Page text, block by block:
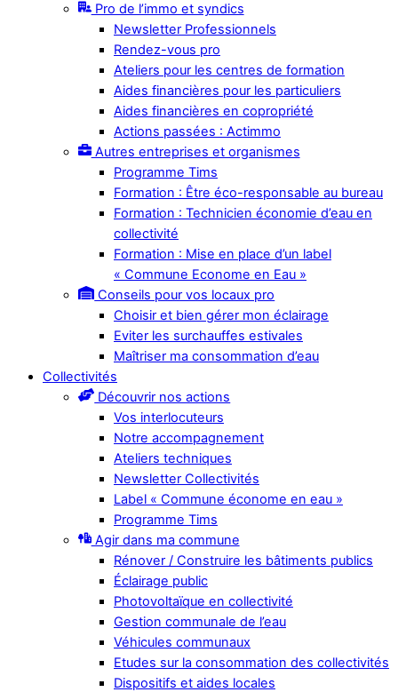
Pro de l’immo et syndics
Newsletter Professionnels
Rendez-vous pro
Ateliers pour les centres de formation
Aides financières pour les particuliers
Aides financières en copropriété
Actions passées : Actimmo
Autres entreprises et organismes
Programme Tims
Formation : Être éco-responsable au bureau
Formation : Technicien économie d’eau en
collectivité
Formation : Mise en place d’un label
« Commune Econome en Eau »
Conseils pour vos locaux pro
Choisir et bien gérer mon éclairage
Eviter les surchauffes estivales
Maîtriser ma consommation d’eau
Collectivités
Découvrir nos actions
Vos interlocuteurs
Notre accompagnement
Ateliers techniques
Newsletter Collectivités
Label « Commune économe en eau »
Programme Tims
Agir dans ma commune
Rénover / Construire les bâtiments publics
Éclairage public
Photovoltaïque en collectivité
Gestion communale de l’eau
Véhicules communaux
Etudes sur la consommation des collectivités
Dispositifs et aides locales